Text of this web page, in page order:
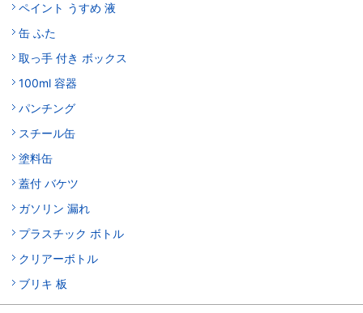
ペイント うすめ 液
缶 ふた
取っ手 付き ボックス
100ml 容器
パンチング
スチール缶
塗料缶
蓋付 バケツ
ガソリン 漏れ
プラスチック ボトル
クリアーボトル
ブリキ 板